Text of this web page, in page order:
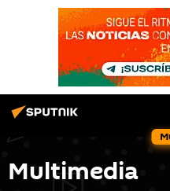
Multimedia